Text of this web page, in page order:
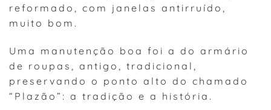
reformado, com janelas antirruído,
muito bom.
Uma manutenção boa foi a do armário
de roupas, antigo, tradicional,
preservando o ponto alto do chamado
“Plazão”: a tradição e a história.